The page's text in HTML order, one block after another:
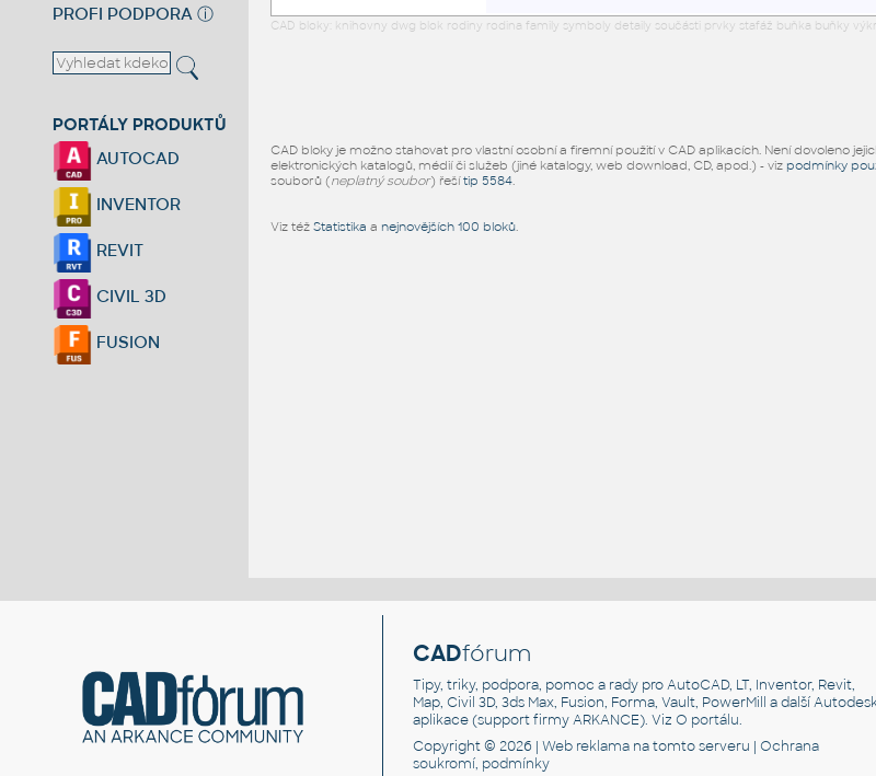
PROFI PODPORA ⓘ
PORTÁLY PRODUKTŮ
AUTOCAD
INVENTOR
REVIT
CIVIL 3D
FUSION
CAD bloky: knihovny dwg blok rodiny rodina family symboly detaily součásti prvky stafáž buňka buňky
CAD bloky je možno stahovat pro vlastní osobní a firemní použití v CAD aplikacích. Není dovoleno
elektronických katalogů, médií či služeb (jiné katalogy, web download, CD, apod.) - viz podmínky
souborů (neplatný soubor) řešítip 5584.
Viz též Statistika a nejnovějších 100 bloků.
CADfórum
Tipy, triky, podpora, pomoc a rady pro AutoCAD, LT, Inventor, Revit,
Map, Civil 3D, 3ds Max, Fusion, Forma, Vault, PowerMill a další
aplikace (support firmy ARKANCE). VizO portálu.
Copyright © 2026 |Web reklama na tomto serveru |Ochrana
soukromí, podmínky